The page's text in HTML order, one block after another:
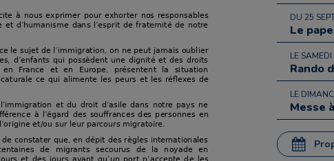
DU 25
Le
LE
Rando
LE
Messe